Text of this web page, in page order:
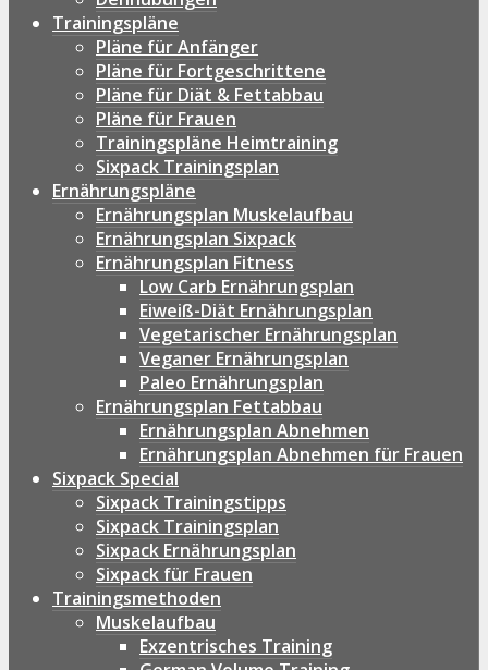
Trainingspläne
Pläne für Anfänger
Pläne für Fortgeschrittene
Pläne für Diät & Fettabbau
Pläne für Frauen
Trainingspläne Heimtraining
Sixpack Trainingsplan
Ernährungspläne
Ernährungsplan Muskelaufbau
Ernährungsplan Sixpack
Ernährungsplan Fitness
Low Carb Ernährungsplan
Eiweiß-Diät Ernährungsplan
Vegetarischer Ernährungsplan
Veganer Ernährungsplan
Paleo Ernährungsplan
Ernährungsplan Fettabbau
Ernährungsplan Abnehmen
Ernährungsplan Abnehmen für Frauen
Sixpack Special
Sixpack Trainingstipps
Sixpack Trainingsplan
Sixpack Ernährungsplan
Sixpack für Frauen
Trainingsmethoden
Muskelaufbau
Exzentrisches Training